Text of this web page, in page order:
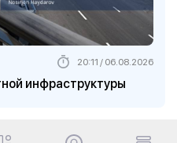
инфраструктуры
20:11 / 06.08.2026